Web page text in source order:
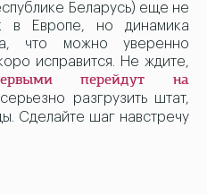
Беларусь) еще не
в Европе, но динамика
что можно уверенно
исправится. Не ждите,
перейдут на
разгрузить штат,
Сделайте шаг навстречу